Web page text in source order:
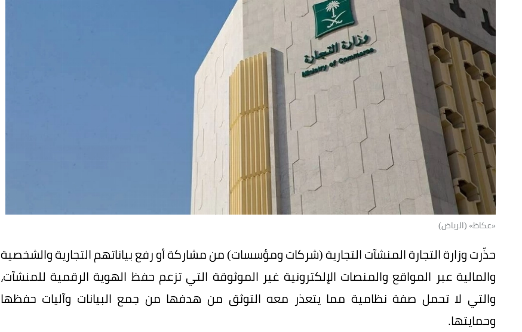
«عكاظ» (الرياض)
حذّرت وزارة التجارة المنشآت التجارية (شركات ومؤسسات) من مشاركة أو رفع بياناتهم التجارية والشخصية
والمالية عبر المواقع والمنصات الإلكترونية غير الموثوقة التي تزعم حفظ الهوية الرقمية للمنشآت،
والتي لا تحمل صفة نظامية مما يتعذر معه التوثق من هدفها من جمع البيانات وآليات حفظها
وحمايتها.